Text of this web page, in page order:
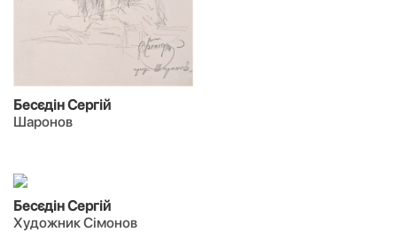
Бесєдін Сергій
Шаронов
Бесєдін Сергій
Художник Сімонов